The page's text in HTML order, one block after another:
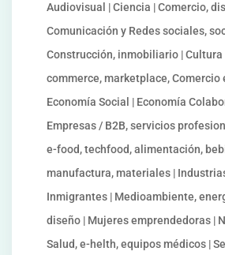
Audiovisual | Ciencia | Comercio,
Comunicación y Redes sociales,
Construcción, inmobiliario | Cultura
commerce, marketplace, Comercio
Economía Social | Economía
Empresas / B2B, servicios
e-food, techfood, alimentación,
manufactura, materiales |
Inmigrantes | Medioambiente,
diseño | Mujeres emprendedoras |
Salud, e-helth, equipos médicos |